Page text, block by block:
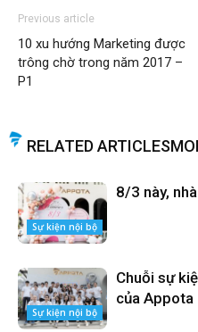
Previous article
10 xu hướng Marketing được
trông chờ trong năm 2017 –
P1
RELATED ARTICLES
Sự kiện nội bộ
8/3 này,
Sự kiện nội bộ
Chuỗi sự
của Appota